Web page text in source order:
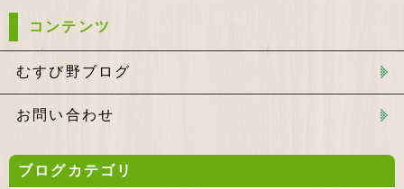
コンテンツ
むすび野ブログ
お問い合わせ
ブログカテゴリ